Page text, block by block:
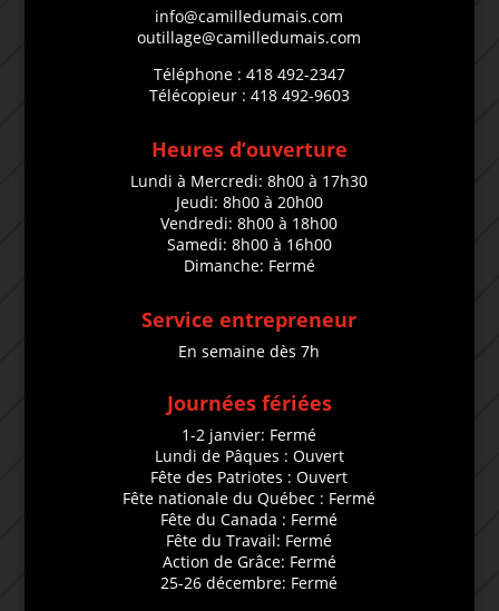
info@camilledumais.com
outillage@camilledumais.com
Téléphone : 418 492-2347
Télécopieur : 418 492-9603
Heures d’ouverture
Lundi à Mercredi: 8h00 à 17h30
Jeudi: 8h00 à 20h00
Vendredi: 8h00 à 18h00
Samedi: 8h00 à 16h00
Dimanche: Fermé
Service entrepreneur
En semaine dès 7h
Journées fériées
1-2 janvier: Fermé
Lundi de Pâques : Ouvert
Fête des Patriotes : Ouvert
Fête nationale du Québec : Fermé
Fête du Canada : Fermé
Fête du Travail: Fermé
Action de Grâce: Fermé
25-26 décembre: Fermé